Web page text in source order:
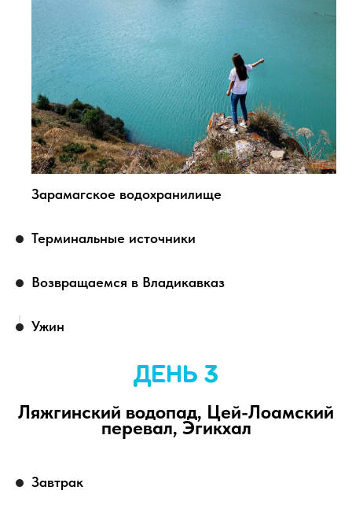
Зарамагское водохранилище
Терминальные источники
Возвращаемся в Владикавказ
Ужин
ДЕНЬ 3
Ляжгинский водопад, Цей-Лоамский
перевал, Эгикхал
Завтрак